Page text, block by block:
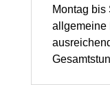
Montag bis
allgemeine